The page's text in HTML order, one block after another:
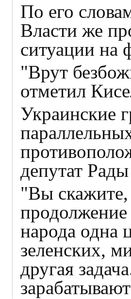
По его
Власти же
ситуации на
"Врут
отметил
Украинские
депутат Рады
"Вы скажите,
народа одна
зеленских,
другая